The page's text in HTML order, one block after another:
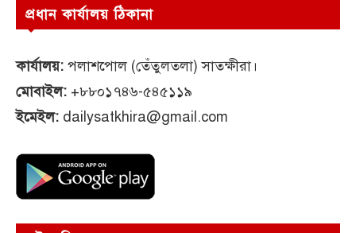
প্রধান কার্যালয় ঠিকানা
কার্যালয়: পলাশপোল (তেঁতুলতলা) সাতক্ষীরা।
মোবাইল: +৮৮০১৭৪৬-৫৪৫১১৯
ইমেইল: dailysatkhira@gmail.com